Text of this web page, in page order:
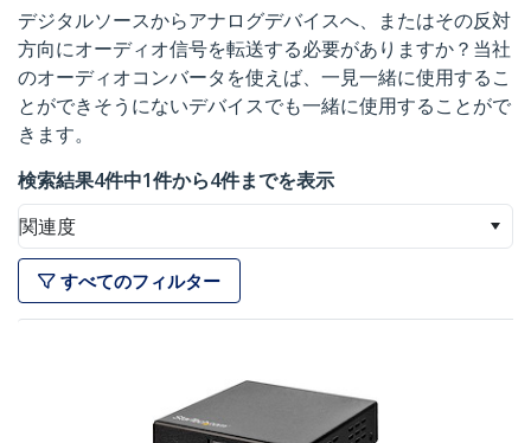
デジタルソースからアナログデバイスへ、またはその反対
方向にオーディオ信号を転送する必要がありますか？当社
のオーディオコンバータを使えば、一見一緒に使用するこ
とができそうにないデバイスでも一緒に使用することがで
きます。
検索結果4件中1件から4件までを表示
関連度
すべてのフィルター